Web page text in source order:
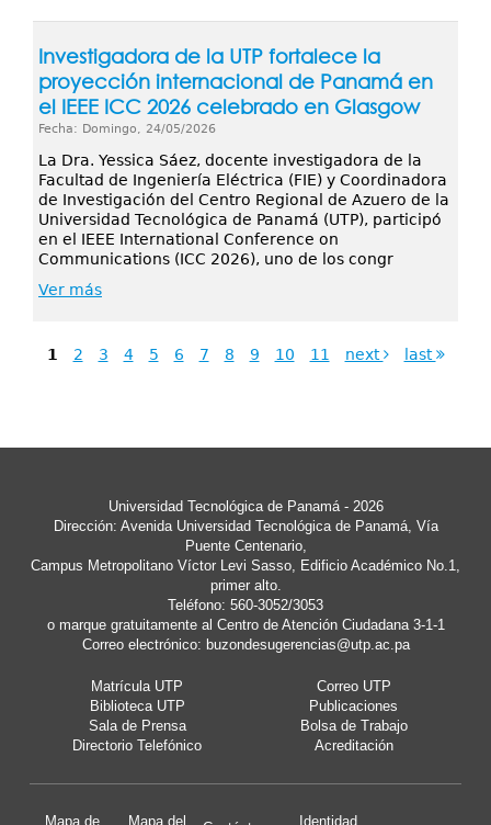
Investigadora de la UTP fortalece la
proyección internacional de Panamá en
el IEEE ICC 2026 celebrado en Glasgow
Fecha: Domingo, 24/05/2026
La Dra. Yessica Sáez, docente investigadora de la
Facultad de Ingeniería Eléctrica (FIE) y Coordinadora
de Investigación del Centro Regional de Azuero de la
Universidad Tecnológica de Panamá (UTP), participó
en el IEEE International Conference on
Communications (ICC 2026), uno de los congr
Ver más
1 2 3 4 5 6 7 8 9 10 11 next last
Universidad Tecnológica de Panamá - 2026
Dirección: Avenida Universidad Tecnológica de Panamá, Vía
Puente Centenario,
Campus Metropolitano Víctor Levi Sasso, Edificio Académico No.1,
primer alto.
Teléfono: 560-3052/3053
o marque gratuitamente al Centro de Atención Ciudadana 3-1-1
Correo electrónico: buzondesugerencias@utp.ac.pa
Matrícula UTP
Correo UTP
Biblioteca UTP
Publicaciones
Sala de Prensa
Bolsa de Trabajo
Directorio Telefónico
Acreditación
Mapa de Mapa del Identidad